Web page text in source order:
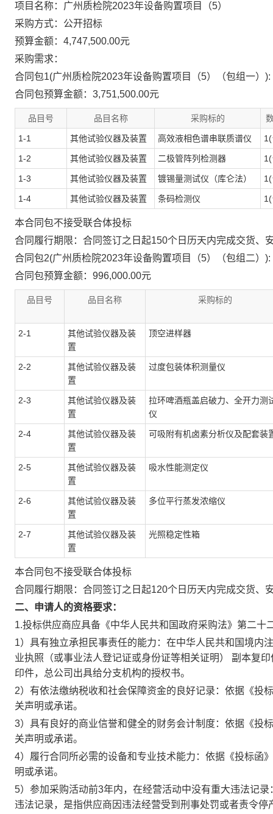
项目名称：广州质检院2023年设备购置项目（5）
采购方式：公开招标
预算金额：4,747,500.00元
采购需求：
合同包1(广州质检院2023年设备购置项目（5）（包组一）):
合同包预算金额： 3,751,500.00元
品目号 品目名称 采购标的
1-1 其他试验仪器及装置 高效液相色谱串联质谱仪
1-2 其他试验仪器及装置 二极管阵列检测器
1-3 其他试验仪器及装置 镀锡量测试仪（库仑法）
1-4 其他试验仪器及装置 条码检测仪
本合同包不接受联合体投标
合同履行期限： 合同签订之日起150个日历天内完成交货、
合同包2(广州质检院2023年设备购置项目（5）（包组二）):
合同包预算金额： 996,000.00元
品目号 品目名称 采购标的
2-1
其他试验仪器及装
置
顶空进样器
2-2
其他试验仪器及装
置
过度包装体积测量仪
2-3
其他试验仪器及装
置
拉环啤酒瓶盖启破力、全开力测
仪
2-4
其他试验仪器及装
置
可吸附有机卤素分析仪及配套装
2-5
其他试验仪器及装
置
吸水性能测定仪
2-6
其他试验仪器及装
置
多位平行蒸发浓缩仪
2-7
其他试验仪器及装
置
光照稳定性箱
本合同包不接受联合体投标
合同履行期限： 合同签订之日起120个日历天内完成交货、
二、申请人的资格要求：
1.投标供应商应具备《中华人民共和国政府采购法》第二十
1）具有独立承担民事责任的能力：在中华人民共和国境内
业执照（或事业法人登记证或身份证等相关证明） 副本复
印件，总公司出具给分支机构的授权书。
2）有依法缴纳税收和社会保障资金的良好记录：依据《投
关声明或承诺。
3）具有良好的商业信誉和健全的财务会计制度：依据《投
关声明或承诺。
4）履行合同所必需的设备和专业技术能力：依据《投标函
明或承诺。
5）参加采购活动前3年内，在经营活动中没有重大违法记
违法记录，是指供应商因违法经营受到刑事处罚或者责令